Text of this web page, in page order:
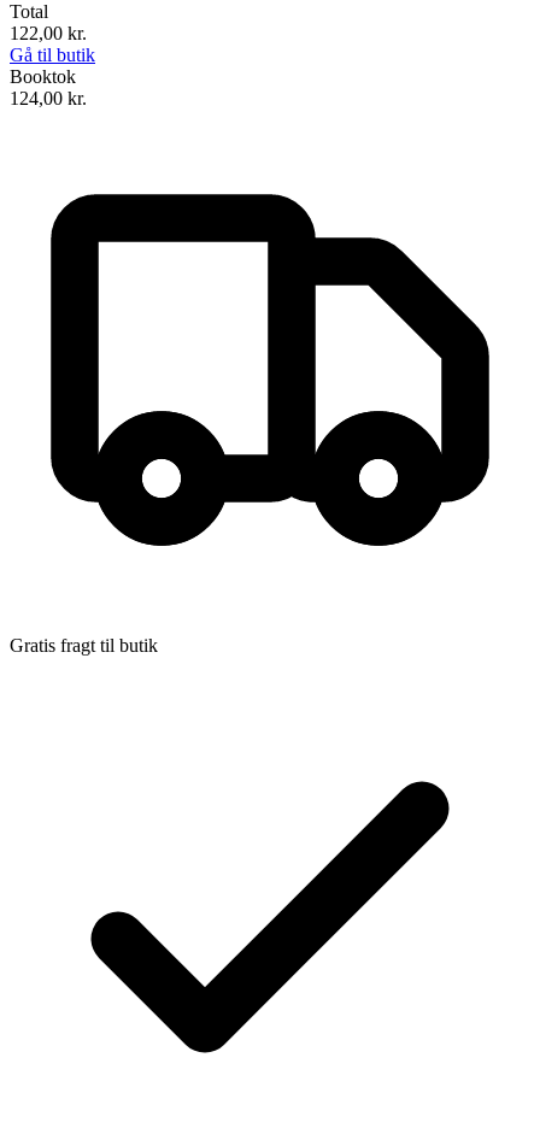
Total
122,00 kr.
Gå til butik
Booktok
124,00 kr.
Gratis fragt til butik